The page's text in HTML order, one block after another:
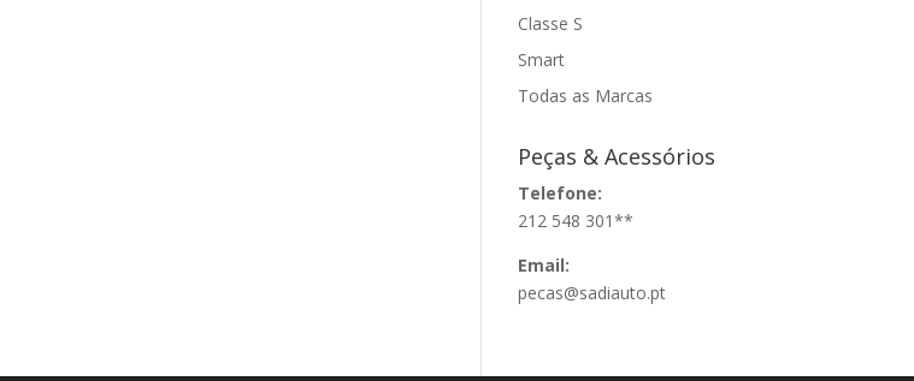
Classe S
Smart
Todas as Marcas
Peças & Acessórios
Telefone:
212 548 301**
Email:
pecas@sadiauto.pt